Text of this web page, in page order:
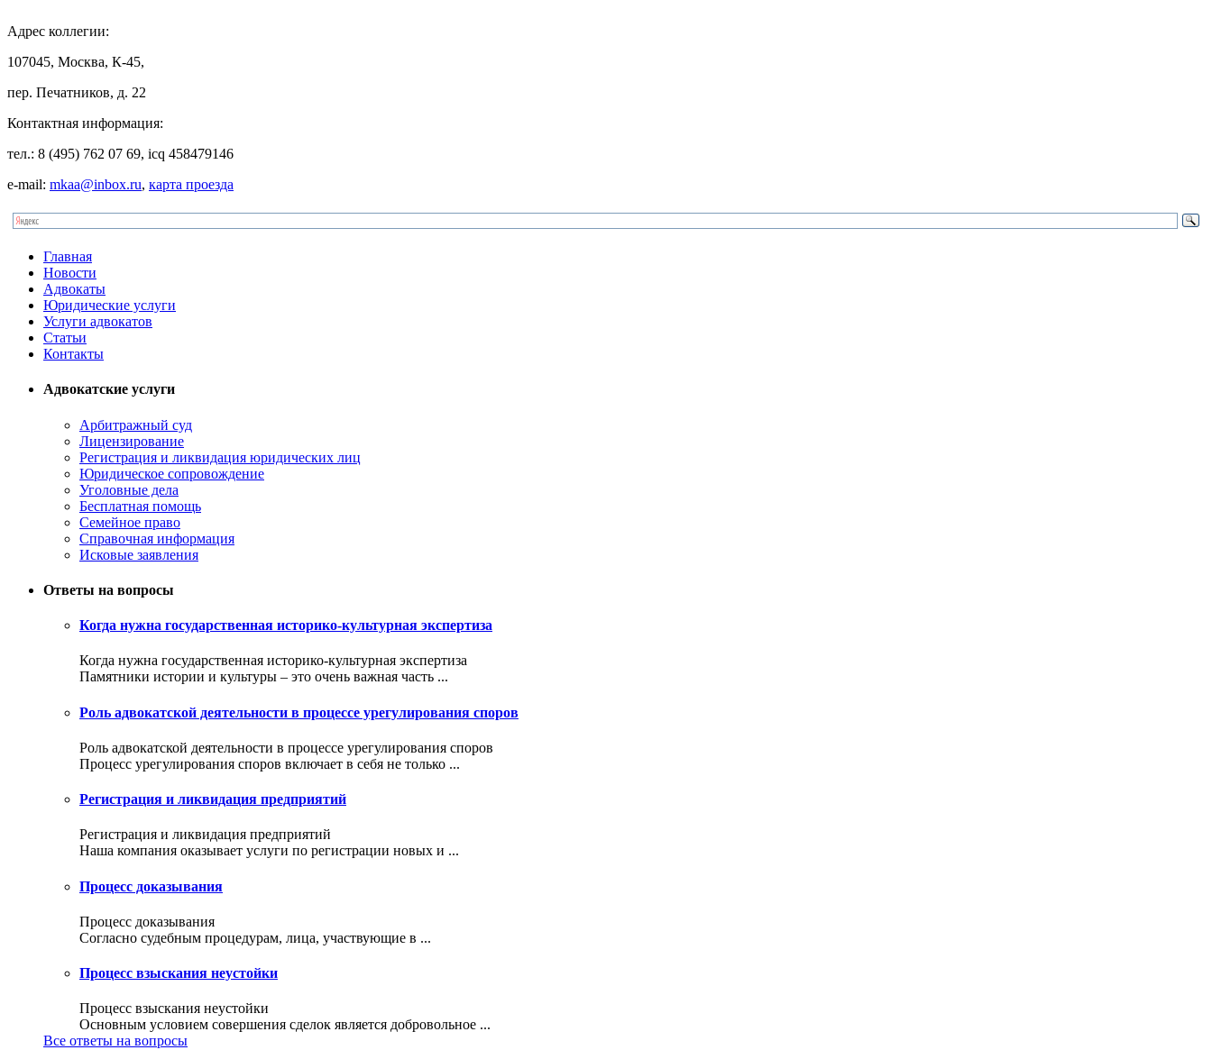
Адрес коллегии:
107045, Москва, К-45,
пер. Печатников, д. 22
Контактная информация:
тел.: 8 (495) 762 07 69, icq 458479146
e-mail: mkaa@inbox.ru, карта проезда
Главная
Новости
Адвокаты
Юридические услуги
Услуги адвокатов
Статьи
Контакты
Адвокатские услуги
Арбитражный суд
Лицензирование
Регистрация и ликвидация юридических лиц
Юридическое сопровождение
Уголовные дела
Бесплатная помощь
Семейное право
Справочная информация
Исковые заявления
Ответы на вопросы
Когда нужна государственная историко-культурная экспертиза
Когда нужна государственная историко-культурная экспертиза
Памятники истории и культуры – это очень важная часть ...
Роль адвокатской деятельности в процессе урегулирования споров
Роль адвокатской деятельности в процессе урегулирования споров
Процесс урегулирования споров включает в себя не только ...
Регистрация и ликвидация предприятий
Регистрация и ликвидация предприятий
Наша компания оказывает услуги по регистрации новых и ...
Процесс доказывания
Процесс доказывания
Согласно судебным процедурам, лица, участвующие в ...
Процесс взыскания неустойки
Процесс взыскания неустойки
Основным условием совершения сделок является добровольное ...
Все ответы на вопросы